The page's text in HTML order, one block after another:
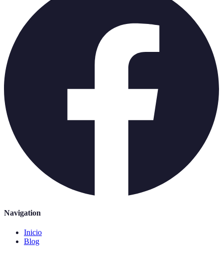
Navigation
Inicio
Blog